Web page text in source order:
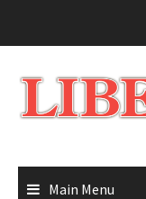
Main Menu